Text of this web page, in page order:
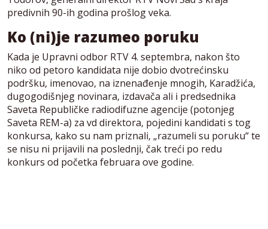
predivnih 90-ih godina prošlog veka.
Ko (ni)je razumeo poruku
Kada je Upravni odbor RTV 4. septembra, nakon što
niko od petoro kandidata nije dobio dvotrećinsku
podršku, imenovao, na iznenađenje mnogih, Karadžića,
dugogodišnjeg novinara, izdavača ali i predsednika
Saveta Republičke radiodifuzne agencije (potonjeg
Saveta REM-a) za vd direktora, pojedini kandidati s tog
konkursa, kako su nam priznali, „razumeli su poruku“ te
se nisu ni prijavili na poslednji, čak treći po redu
konkurs od početka februara ove godine.